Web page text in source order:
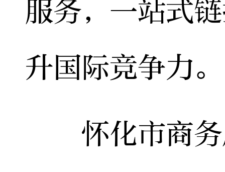
服务，一站式
升国际竞争力。
怀化市商务